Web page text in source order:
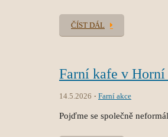
ČÍST DÁL
Farní kafe v Horní
14.5.2026 Farní akce
Pojďme se společně